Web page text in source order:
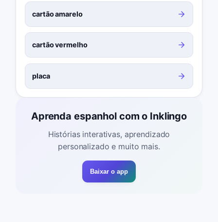
cartão amarelo
cartão vermelho
placa
Aprenda espanhol com o Inklingo
Histórias interativas, aprendizado
personalizado e muito mais.
Baixar o app